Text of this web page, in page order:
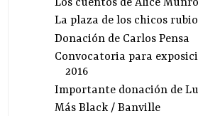
Los cuentos de Alice Munro
La plaza de los chicos
Donación de Carlos Pensa
Convocatoria para
2016
Importante donación de
Más Black / Banville